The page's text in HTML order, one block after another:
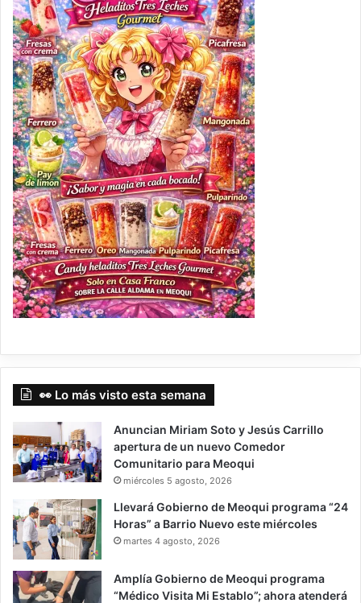
👀 Lo más visto esta semana
Anuncian Miriam Soto y Jesús Carrillo
apertura de un nuevo Comedor
Comunitario para Meoqui
miércoles 5 agosto, 2026
Llevará Gobierno de Meoqui programa “24
Horas” a Barrio Nuevo este miércoles
martes 4 agosto, 2026
Amplía Gobierno de Meoqui programa
“Médico Visita Mi Establo”; ahora atenderá